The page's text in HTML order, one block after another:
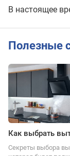
В настоящее
Полезные
Как выбрать
Секреты выбора